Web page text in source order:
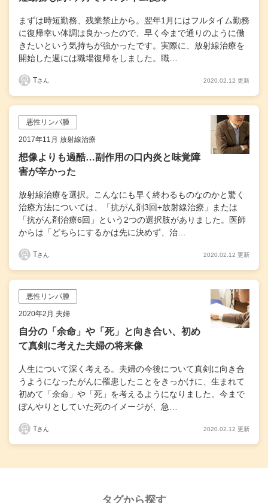
まずは時短勤務、残業禁止から。翌年1月にはフルタイム勤務
に復帰幸い体調は良かったので、早く今まで通りのように働
きたいという気持ちが強かったです。実際に、放射線治療を
開始した週には職場復帰をしました。職…
Tさん 2020.02.12 更新
悪性リンパ腫
2017年11月 放射線治療
想像よりも過酷…副作用の口内炎と味覚障
害が辛かった
放射線治療を選択。こんなにも早く終わるものなのかと驚く
治療方法については、「抗がん剤3回+放射線治療」または
「抗がん剤治療6回」という2つの選択肢がありました。医師
からは「どちらにするかは先に決めず、治…
Tさん 2020.02.12 更新
悪性リンパ腫
2020年2月 夫婦
自分の「余命」や「死」と向き合い、初め
て真剣に考えた夫婦の将来像
人生について深く考える。夫婦の今後について真剣に向き合
うようになったがんに罹患したことをきっかけに、生まれて
初めて「余命」や「死」を考えるようになりました。今まで
ぼんやりとしていた死のイメージが、急…
Tさん 2020.02.12 更新
タグから探す